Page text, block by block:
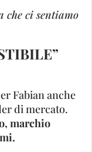
che ci sentiamo
Fabian anche
di mercato.
marchio